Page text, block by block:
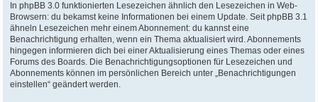
In phpBB 3.0 funktionierten Lesezeichen ähnlich den Lesezeichen in Web-
Browsern: du bekamst keine Informationen bei einem Update. Seit phpBB 3.1
ähneln Lesezeichen mehr einem Abonnement: du kannst eine
Benachrichtigung erhalten, wenn ein Thema aktualisiert wird. Abonnements
hingegen informieren dich bei einer Aktualisierung eines Themas oder eines
Forums des Boards. Die Benachrichtigungsoptionen für Lesezeichen und
Abonnements können im persönlichen Bereich unter „Benachrichtigungen
einstellen“ geändert werden.